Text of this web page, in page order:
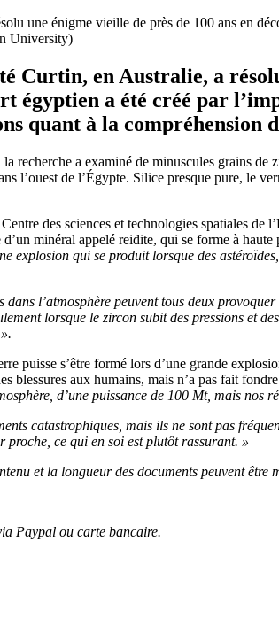
une énigme vieille de près de 100 ans en
University)
Curtin, en Australie, a
égyptien a été créé par
quant à la compréhension
la recherche a examiné de minuscules grains de
l’ouest de l’Égypte. Silice presque pure, le
des sciences et technologies spatiales de
minéral appelé reidite, qui se forme à
explosion qui se produit lorsque des
dans l’atmosphère peuvent tous deux
lorsque le zircon subit des pressions et
puisse s’être formé lors d’une grande
blessures aux humains, mais n’a pas fait
d’une puissance de 100 Mt, mais nos
catastrophiques, mais ils ne sont pas
proche, ce qui en soi est plutôt rassurant. »
et la longueur des documents peuvent être
Paypal ou carte bancaire.